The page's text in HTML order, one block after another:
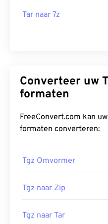
Tar naar 7z
Converteer uw Tgz naar andere
formaten
FreeConvert.com kan uw Tgz naar de volgende
formaten converteren:
Tgz Omvormer
Tgz naar Zip
Tgz naar Tar